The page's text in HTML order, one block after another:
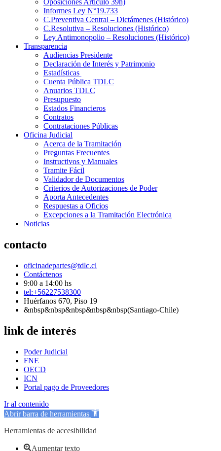
Oposiciones Artículo 39h)
Informes Ley N°19.733
C.Preventiva Central – Dictámenes (Histórico)
C.Resolutiva – Resoluciones (Histórico)
Ley Antimonopolio – Resoluciones (Histórico)
Transparencia
Audiencias Presidente
Declaración de Interés y Patrimonio
Estadísticas
Cuenta Pública TDLC
Anuarios TDLC
Presupuesto
Estados Financieros
Contratos
Contrataciones Públicas
Oficina Judicial
Acerca de la Tramitación
Preguntas Frecuentes
Instructivos y Manuales
Tramite Fácil
Validador de Documentos
Criterios de Autorizaciones de Poder
Aporta Antecedentes
Respuestas a Oficios
Excepciones a la Tramitación Electrónica
Noticias
contacto
oficinadepartes@tdlc.cl
Contáctenos
9:00 a 14:00 hs
tel:+56227538300
Huérfanos 670, Piso 19
&nbsp&nbsp&nbsp&nbsp&nbsp(Santiago-Chile)
link de interés
Poder Judicial
FNE
OECD
ICN
Portal pago de Proveedores
Ir al contenido
Abrir barra de herramientas
Herramientas de accesibilidad
Aumentar texto